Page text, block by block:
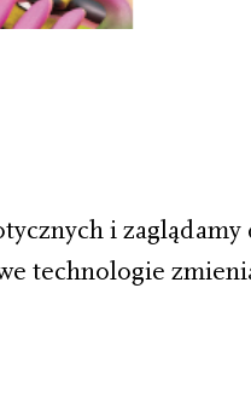
i
technologie